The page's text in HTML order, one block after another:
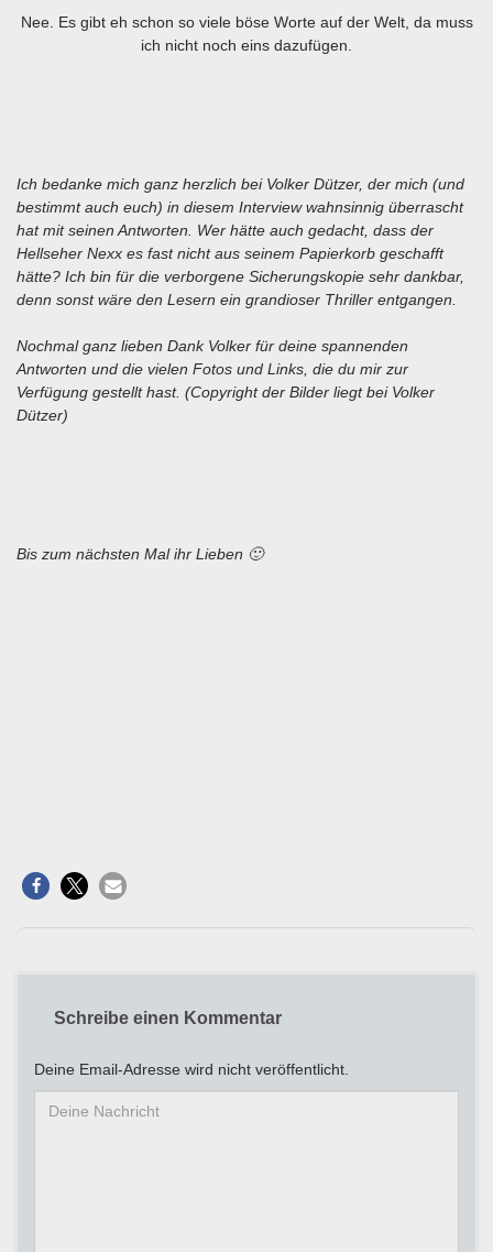
Nee. Es gibt eh schon so viele böse Worte auf der Welt, da muss
ich nicht noch eins dazufügen.
Ich bedanke mich ganz herzlich bei Volker Dützer, der mich (und
bestimmt auch euch) in diesem Interview wahnsinnig überrascht
hat mit seinen Antworten. Wer hätte auch gedacht, dass der
Hellseher Nexx es fast nicht aus seinem Papierkorb geschafft
hätte? Ich bin für die verborgene Sicherungskopie sehr dankbar,
denn sonst wäre den Lesern ein grandioser Thriller entgangen.
Nochmal ganz lieben Dank Volker für deine spannenden
Antworten und die vielen Fotos und Links, die du mir zur
Verfügung gestellt hast. (Copyright der Bilder liegt bei Volker
Dützer)
Bis zum nächsten Mal ihr Lieben 🙂
Schreibe einen Kommentar
Deine Email-Adresse wird nicht veröffentlicht.